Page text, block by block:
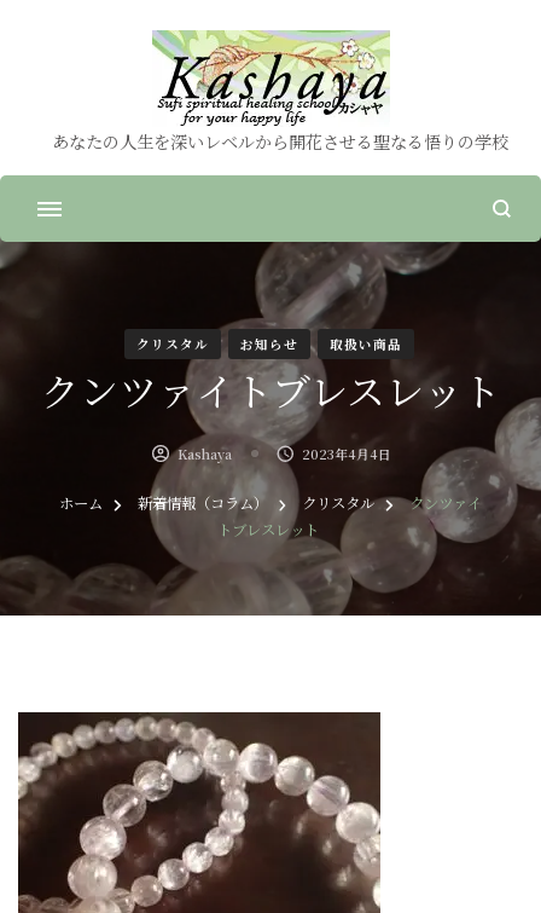
あなたの人生を深いレベルから開花させる聖なる悟りの学校
クリスタル お知らせ 取扱い商品
クンツァイトブレスレット
Kashaya 2023年4月4日
ホーム 新着情報（コラム） クリスタル
クンツァイ
トブレスレット